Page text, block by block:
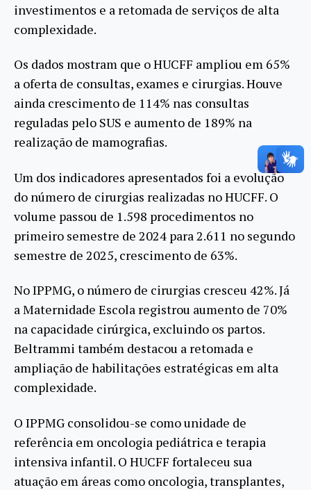
investimentos e a retomada de serviços de alta
complexidade.
Os dados mostram que o HUCFF ampliou em 65%
a oferta de consultas, exames e cirurgias. Houve
ainda crescimento de 114% nas consultas
reguladas pelo SUS e aumento de 189% na
realização de mamografias.
Um dos indicadores apresentados foi a evolução
do número de cirurgias realizadas no HUCFF. O
volume passou de 1.598 procedimentos no
primeiro semestre de 2024 para 2.611 no segundo
semestre de 2025, crescimento de 63%.
No IPPMG, o número de cirurgias cresceu 42%. Já
a Maternidade Escola registrou aumento de 70%
na capacidade cirúrgica, excluindo os partos.
Beltrammi também destacou a retomada e
ampliação de habilitações estratégicas em alta
complexidade.
O IPPMG consolidou-se como unidade de
referência em oncologia pediátrica e terapia
intensiva infantil. O HUCFF fortaleceu sua
atuação em áreas como oncologia, transplantes,